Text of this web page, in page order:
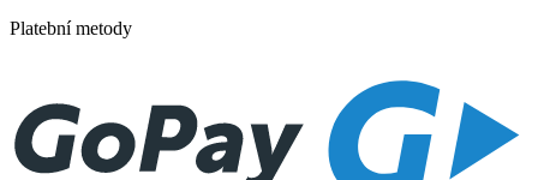
Platební metody